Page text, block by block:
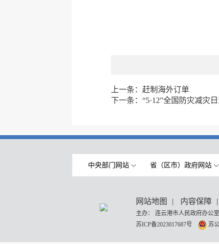
上一条： 赶制海外订单
下一条： “5·12”全国防灾减灾
中央部门网站 省（区市）政府网站
网站地图 | 内容保障 |
主办： 连云港市人民政府办
苏ICP备2023017687号
苏